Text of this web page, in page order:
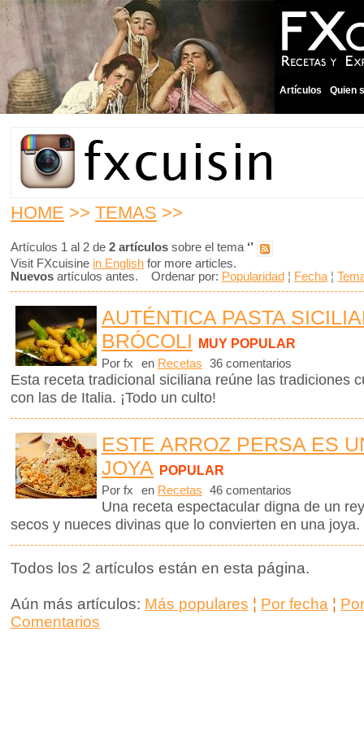
Artículos Quien
HOME >> TEMAS >>
Artículos 1 al 2 de 2 artículos sobre el tema ‘’
Visit FXcuisine in English for more articles.
Nuevos artículos antes. Ordenar por: Popularidad ¦ Fecha ¦
AUTÉNTICA PASTA
BRÓCOLI MUY POPULAR
Por fx en Recetas 36 comentarios
Esta receta tradicional siciliana reúne las tradiciones
con las de Italia. ¡Todo un culto!
ESTE ARROZ PERSA ES
JOYA POPULAR
Por fx en Recetas 46 comentarios
Una receta espectacular digna de un
secos y nueces divinas que lo convierten en una
Todos los 2 artículos están en esta página.
Aún más artículos: Más populares ¦ Por fecha ¦
Comentarios